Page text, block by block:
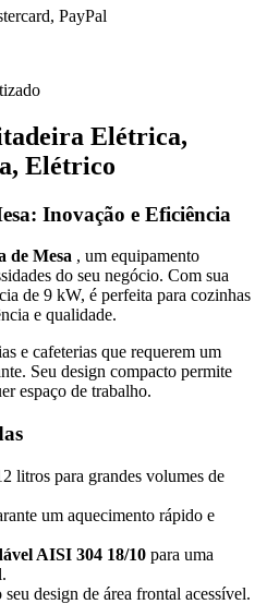
PayPal
Elétrica,
Elétrico
Inovação e Eficiência
de Mesa , um equipamento
do seu negócio. Com sua
de 9 kW, é perfeita para cozinhas
e qualidade.
e cafeterias que requerem um
Seu design compacto permite
espaço de trabalho.
litros para grandes volumes de
um aquecimento rápido e
AISI 304 18/10 para uma
design de área frontal acessível.